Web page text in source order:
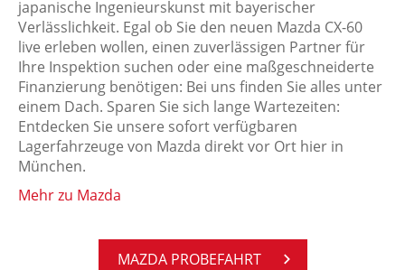
japanische Ingenieurskunst mit bayerischer
Verlässlichkeit. Egal ob Sie den neuen Mazda CX-60
live erleben wollen, einen zuverlässigen Partner für
Ihre Inspektion suchen oder eine maßgeschneiderte
Finanzierung benötigen: Bei uns finden Sie alles unter
einem Dach. Sparen Sie sich lange Wartezeiten:
Entdecken Sie unsere sofort verfügbaren
Lagerfahrzeuge von Mazda direkt vor Ort hier in
München.
Mehr zu Mazda
MAZDA PRO­BE­FAHRT